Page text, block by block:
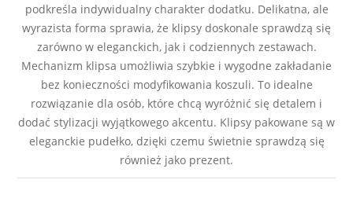
podkreśla indywidualny charakter dodatku. Delikatna, ale
wyrazista forma sprawia, że klipsy doskonale sprawdzą się
zarówno w eleganckich, jak i codziennych zestawach.
Mechanizm klipsa umożliwia szybkie i wygodne zakładanie
bez konieczności modyfikowania koszuli. To idealne
rozwiązanie dla osób, które chcą wyróżnić się detalem i
dodać stylizacji wyjątkowego akcentu. Klipsy pakowane są w
eleganckie pudełko, dzięki czemu świetnie sprawdzą się
również jako prezent.